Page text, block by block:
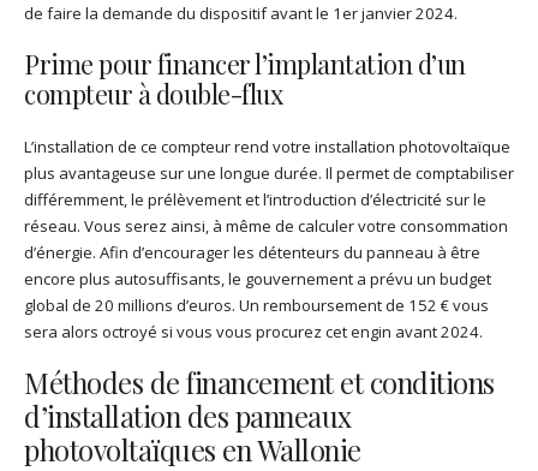
de faire la demande du dispositif avant le 1er janvier 2024.
Prime pour financer l’implantation d’un
compteur à double-flux
L’installation de ce compteur rend votre installation photovoltaïque
plus avantageuse sur une longue durée. Il permet de comptabiliser
différemment, le prélèvement et l’introduction d’électricité sur le
réseau. Vous serez ainsi, à même de calculer votre consommation
d’énergie. Afin d’encourager les détenteurs du panneau à être
encore plus autosuffisants, le gouvernement a prévu un budget
global de 20 millions d’euros. Un remboursement de 152 € vous
sera alors octroyé si vous vous procurez cet engin avant 2024.
Méthodes de financement et conditions
d’installation des panneaux
photovoltaïques en Wallonie